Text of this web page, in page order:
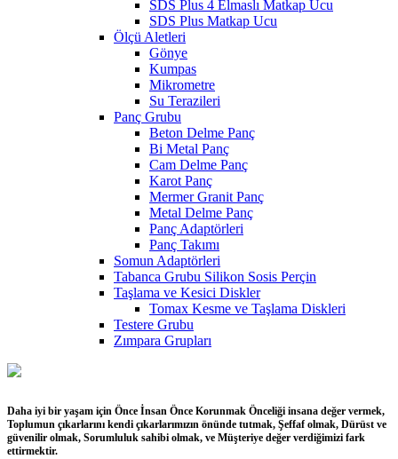
SDS Plus 4 Elmaslı Matkap Ucu
SDS Plus Matkap Ucu
Ölçü Aletleri
Gönye
Kumpas
Mikrometre
Su Terazileri
Panç Grubu
Beton Delme Panç
Bi Metal Panç
Cam Delme Panç
Karot Panç
Mermer Granit Panç
Metal Delme Panç
Panç Adaptörleri
Panç Takımı
Somun Adaptörleri
Tabanca Grubu Silikon Sosis Perçin
Taşlama ve Kesici Diskler
Tomax Kesme ve Taşlama Diskleri
Testere Grubu
Zımpara Grupları
Daha iyi bir yaşam için Önce İnsan Önce Korunmak Önceliği insana değer vermek,
Toplumun çıkarlarını kendi çıkarlarımızın önünde tutmak, Şeffaf olmak, Dürüst ve
güvenilir olmak, Sorumluluk sahibi olmak, ve Müşteriye değer verdiğimizi fark
ettirmektir.